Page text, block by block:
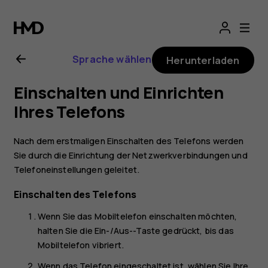
Nokia
8
Sirocco
Sprache wählen Herunterladen
Einschalten und Einrichten
Ihres Telefons
Nach dem erstmaligen Einschalten des Telefons werden
Sie durch die Einrichtung der Netzwerkverbindungen und
Telefoneinstellungen geleitet.
Einschalten des Telefons
Wenn Sie das Mobiltelefon einschalten möchten,
halten Sie die Ein-/Aus--Taste gedrückt, bis das
Mobiltelefon vibriert.